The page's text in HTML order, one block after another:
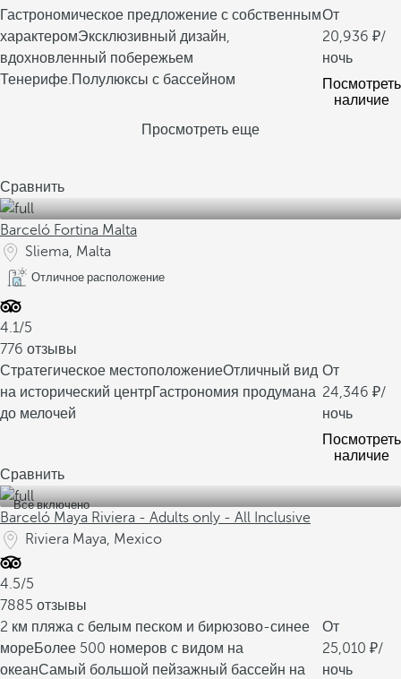
Гастрономическое предложение с собственным
характеромЭксклюзивный дизайн,
вдохновленный побережьем
Тенерифе.Полулюксы с бассейном
От
20,936
/
ночь
Посмотреть
наличие
Просмотреть еще
Сравнить
Barceló Fortina Malta
Sliema, Malta
Отличное расположение
4.1/5
776 отзывы
Стратегическое местоположениеОтличный вид
на исторический центрГастрономия продумана
до мелочей
От
24,346
/
ночь
Посмотреть
наличие
Сравнить
Все включено
Barceló Maya Riviera - Adults only - All Inclusive
Riviera Maya, Mexico
4.5/5
7885 отзывы
2 км пляжа с белым песком и бирюзово-синее
мореБолее 500 номеров с видом на
океанСамый большой пейзажный бассейн на
От
25,010
/
ночь